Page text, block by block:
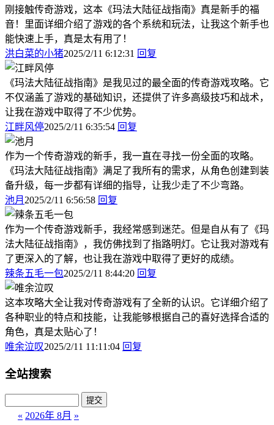
刚接触传奇游戏，这本《玛法大陆征战指南》真是新手的福
音！里面详细介绍了游戏的各个系统和玩法，让我这个新手也
能快速上手，真是太有用了！
洪白菜的小猪2025/2/11 6:12:31 回复
《玛法大陆征战指南》是我见过的最全面的传奇游戏攻略。它
不仅涵盖了游戏的基础知识，还提供了许多高级技巧和战术，
让我在游戏中取得了不少优势。
江畔风停2025/2/11 6:35:54 回复
作为一个传奇游戏的新手，我一直在寻找一份全面的攻略。
《玛法大陆征战指南》满足了我所有的需求，从角色创建到装
备升级，每一步都有详细的指导，让我少走了不少弯路。
池月 2025/2/11 6:56:58 回复
作为一个传奇游戏新手，我经常感到迷茫。但是自从有了《玛
法大陆征战指南》，我仿佛找到了指路明灯。它让我对游戏有
了更深入的了解，也让我在游戏中取得了更好的成绩。
辣条五毛一包2025/2/11 8:44:20 回复
这本攻略大全让我对传奇游戏有了全新的认识。它详细介绍了
各种职业的特点和技能，让我能够根据自己的喜好选择合适的
角色，真是太贴心了！
唯余泣叹2025/2/11 11:11:04 回复
全站搜索
« 2026年 8月 »